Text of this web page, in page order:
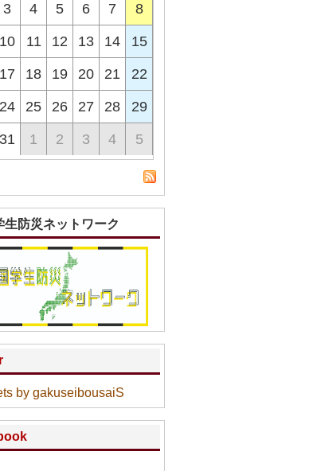
3 4 5 6 7 8
10 11 12 13 14 15
17 18 19 20 21 22
24 25 26 27 28 29
31 1 2 3 4 5
生防災ネットワーク
by gakuseibousaiS